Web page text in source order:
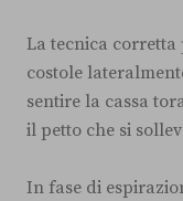
La tecnica
costole
sentire la cassa
il petto che si
In fase di